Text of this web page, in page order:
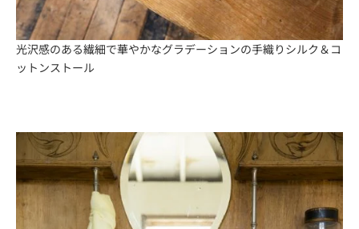
光沢感のある繊細で華やかなグラデーションの手織りシルク＆コ
ットンストール